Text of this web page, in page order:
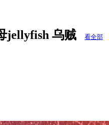
jellyfish 乌贼 看全部